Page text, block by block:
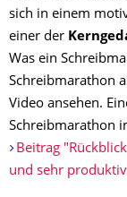
sich in einem
einer der
Was ein
Schreibmarathon
Video ansehen.
Schreibmarathon
Beitrag
und sehr